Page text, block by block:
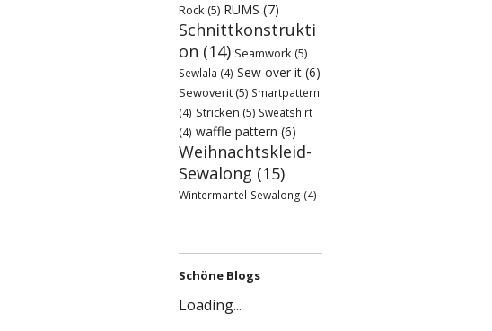
Rock (5) RUMS (7)
Schnittkonstrukti
on (14) Seamwork (5)
Sewlala (4) Sew over it (6)
Sewoverit (5) Smartpattern
(4) Stricken (5) Sweatshirt
(4) waffle pattern (6)
Weihnachtskleid-
Sewalong (15)
Wintermantel-Sewalong (4)
Schöne Blogs
Loading...